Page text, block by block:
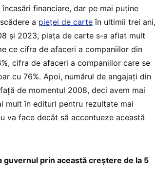
financiare, dar pe mai puține
a pieței de carte în ultimii trei ani,
și 2023, piața de carte s-a aflat mult
ce cifra de afaceri a companiilor din
cifra de afaceri a companiilor care se
cu 76%. Apoi, numărul de angajați din
de momentul 2008, deci avem mai
mult în edituri pentru rezultate mai
va face decât să accentueze această
guvernul prin această creștere de la 5